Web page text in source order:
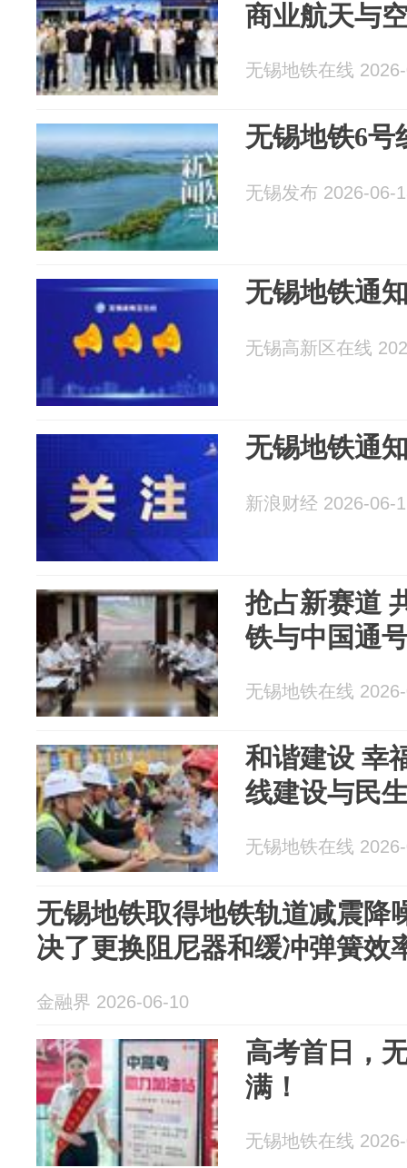
商业航天与
无锡地铁在线
无锡地铁6号
无锡发布 2026-06-
无锡地铁通
无锡高新区在线
无锡地铁通
新浪财经 2026-06-
抢占新赛道
铁与中国通
无锡地铁在线
和谐建设 幸
线建设与民
无锡地铁在线
无锡地铁取得地铁轨道减震降
决了更换阻尼器和缓冲弹簧效
金融界 2026-06-10
高考首日，
满！
无锡地铁在线